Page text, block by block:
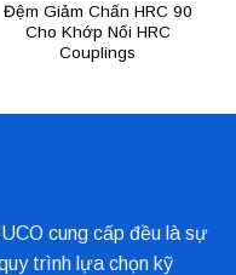
Đệm Giảm Chấn HRC 90
Cho Khớp Nối HRC
Couplings
cung cấp đều là sự
trình lựa chọn kỹ